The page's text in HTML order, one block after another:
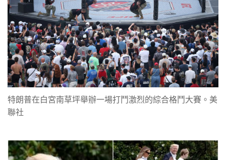
特朗普在白宮南草坪舉辦一場打鬥激烈的綜合格鬥大賽。美
聯社